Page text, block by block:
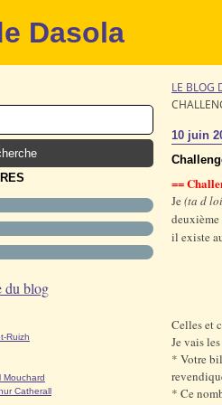
Dasola
du blog
Ruizh
Mouchard
Catherall
LE BLOG
10 juin
==
Je (ta d
il existe
Celles et
Je vais
* Votre
* Ce